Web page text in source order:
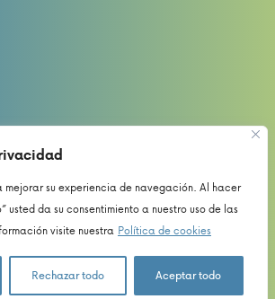
mejorar su experiencia de navegación. Al hacer
usted da su consentimiento a nuestro uso de las
visite nuestra Política de cookies
Rechazar todo Aceptar todo